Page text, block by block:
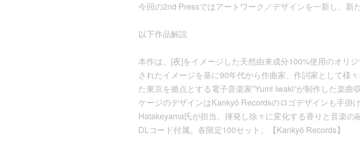
今回の2nd Pressではアートワーク／デザインを一新し、新
以下作品解説
本作は、[夜]をイメージした天然由来成分100%使用のオリ
されたイメージを基に90年代から作曲家、作詞家として様
た東京を拠点とする電子音楽家”Yumi Iwaki”が制作した楽
ケージのデザインはKankyō Recordsのロゴデザインも手掛
Hatakeyama氏が担当。揮発し徐々に変化する香りと音楽の
DLコード付属。各限定100セット。【Kankyō Records】